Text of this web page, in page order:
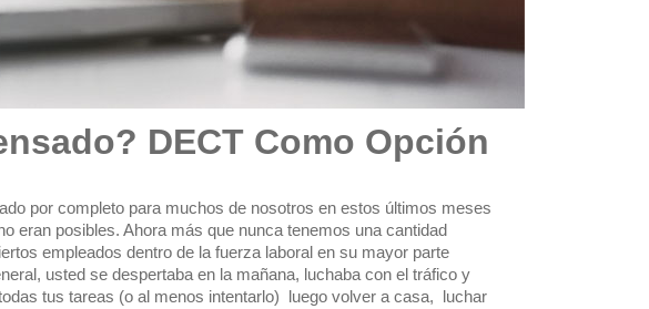
DECT Como Opción
por completo para muchos de nosotros en estos últimos meses
eran posibles. Ahora más que nunca tenemos una cantidad
empleados dentro de la fuerza laboral en su mayor parte
usted se despertaba en la mañana, luchaba con el tráfico y
tus tareas (o al menos intentarlo)  luego volver a casa,  luchar